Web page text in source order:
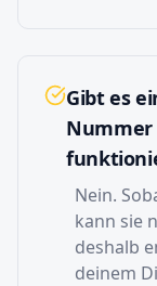
Gibt es
Nummer
Nein.
kann sie
deshalb
deinem